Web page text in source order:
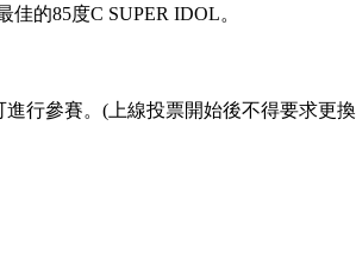
的85度C SUPER IDOL。
行參賽。(上線投票開始後不得要求更換